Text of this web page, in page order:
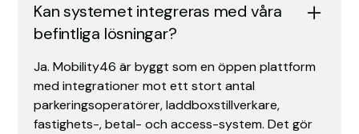
Kan systemet integreras med våra
befintliga lösningar?
Ja. Mobility46 är byggt som en öppen plattform
med integrationer mot ett stort antal
parkeringsoperatörer, laddboxstillverkare,
fastighets-, betal- och access-system. Det gör